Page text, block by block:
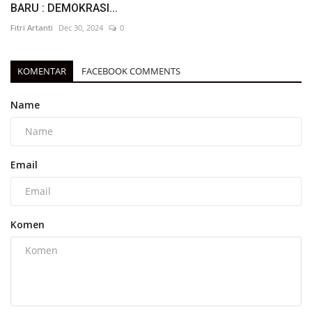
BARU : DEMOKRASI...
Fitri Artanti Dec 30, 2024 0
KOMENTAR FACEBOOK COMMENTS
Name
Email
Komen